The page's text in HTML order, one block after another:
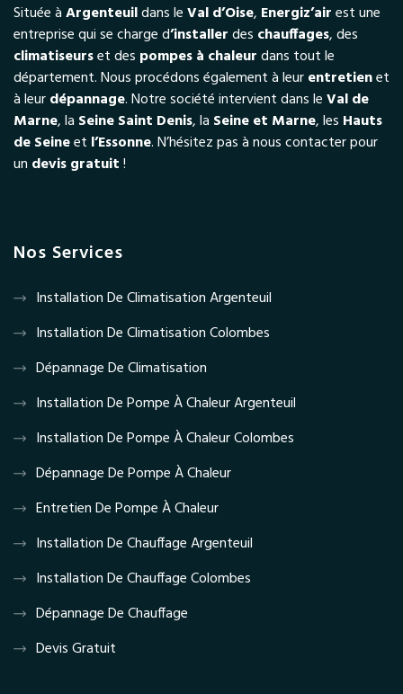
Située àArgenteuildans leVal d’Oise, Energiz’airest une
entreprise qui se charge d’installerdes chauffages, des
climatiseurset des pompes à chaleurdans tout le
département. Nous procédons également à leurentretienet
à leurdépannage. Notre société intervient dans leVal de
Marne, la Seine Saint Denis, la Seine et Marne, les Hauts
de Seineet l’Essonne. N’hésitez pas à nous contacter pour
un devis gratuit!
Nos Services
Installation De Climatisation Argenteuil
Installation De Climatisation Colombes
Dépannage De Climatisation
Installation De Pompe À Chaleur Argenteuil
Installation De Pompe À Chaleur Colombes
Dépannage De Pompe À Chaleur
Entretien De Pompe À Chaleur
Installation De Chauffage Argenteuil
Installation De Chauffage Colombes
Dépannage De Chauffage
Devis Gratuit